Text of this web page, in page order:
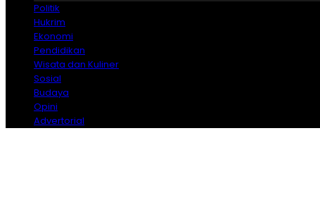
Politik
Hukrim
Ekonomi
Pendidikan
Wisata dan Kuliner
Sosial
Budaya
Opini
Advertorial